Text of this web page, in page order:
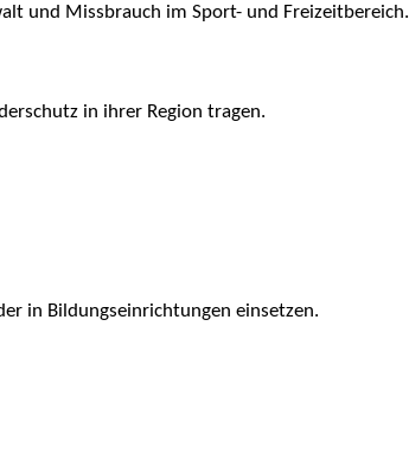
und Missbrauch im Sport- und Freizeitbereich.
in ihrer Region tragen.
in Bildungseinrichtungen einsetzen.